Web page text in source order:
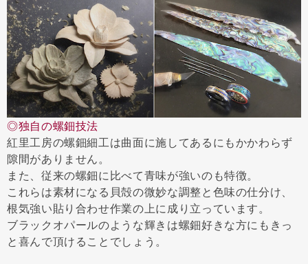
◎独自の螺鈿技法
紅里工房の螺鈿細工は曲面に施してあるにもかかわらず
隙間がありません。
また、従来の螺鈿に比べて青味が強いのも特徴。
これらは素材になる貝殻の微妙な調整と色味の仕分け、
根気強い貼り合わせ作業の上に成り立っています。
ブラックオパールのような輝きは螺鈿好きな方にもきっ
と喜んで頂けることでしょう。